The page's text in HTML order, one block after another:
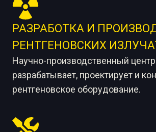
РАЗРАБОТКА И
РЕНТГЕНОВСКИХ
Научно-производственный
разрабатывает, проектирует и
рентгеновское оборудование.